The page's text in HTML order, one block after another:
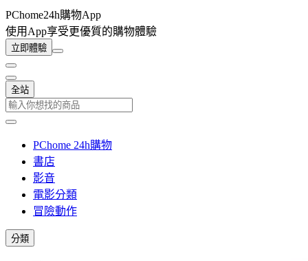
PChome24h購物App
使用App享受更優質的購物體驗
立即體驗
全站
PChome 24h購物
書店
影音
電影分類
冒險動作
分類